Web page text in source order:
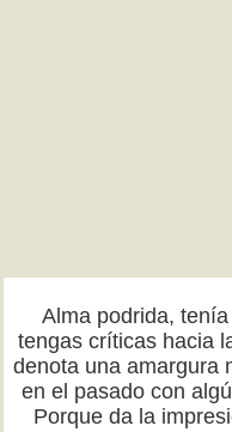
Alma podrida,
tengas críticas hacia
denota una amargura
en el pasado con
Porque da la